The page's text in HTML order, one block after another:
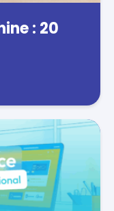
: 20